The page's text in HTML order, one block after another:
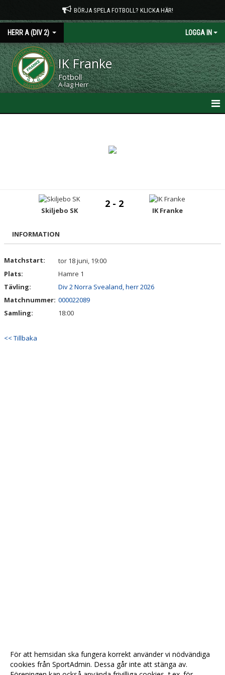
BÖRJA SPELA FOTBOLL? KLICKA HÄR!
HERR A (DIV 2) LOGGA IN
IK Franke
Fotboll
A-lag Herr
BILDGALLERI
KONTAKT
Skiljebo SK
2 - 2
IK Franke
INFORMATION
Matchstart:
tor 18 juni, 19:00
Plats:
Hamre 1
Tävling:
Div 2 Norra Svealand, herr 2026
Matchnummer: 000022089
Samling:
18:00
<< Tillbaka
För att hemsidan ska fungera korrekt använder vi nödvändiga
cookies från SportAdmin. Dessa går inte att stänga av.